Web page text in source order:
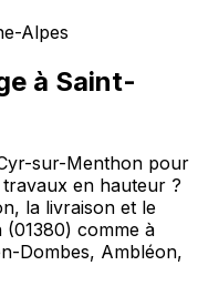
Alpes
à Saint-
sur-Menthon pour
en hauteur ?
la livraison et le
comme à
Dombes, Ambléon,